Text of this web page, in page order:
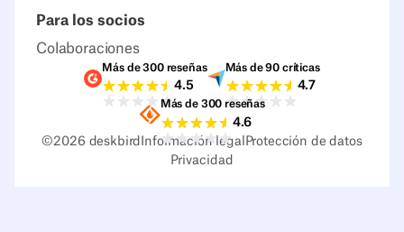
Para los socios
Colaboraciones
Valoraciones G2
Más de 300 reseñas
4.5
Valoraciones
Más de 90 críticas
4.7
Valoraciones Sourceforge
Más de 300 reseñas
4.6
©2026 deskbird Información legal Protección de datos
Privacidad